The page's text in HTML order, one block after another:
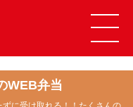
WEB弁当